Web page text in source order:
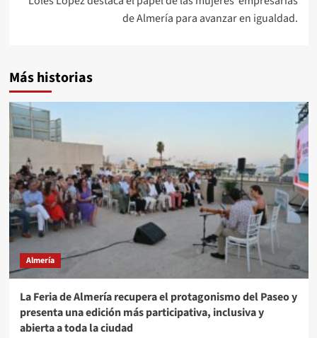
de Almería para avanzar en igualdad.
Más historias
Almería
La Feria de Almería recupera el protagonismo del Paseo y
presenta una edición más participativa, inclusiva y
abierta a toda la ciudad